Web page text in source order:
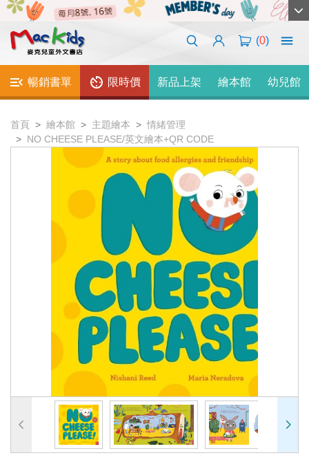
(0)
暢銷書單 限時價 新品上架 繪本館 幼兒館
首頁 繪本館 主題繪本
情緒管理
NO CHEESE PLEASE/英文繪本+QR CODE